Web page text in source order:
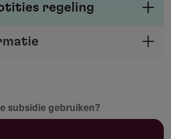
subsidie gebruiken?
aan een sterke democratie,
regeling